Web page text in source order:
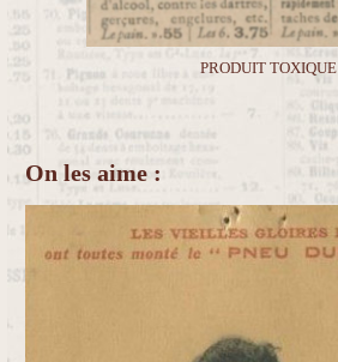
PRODUIT TOXIQUE
On les aime :